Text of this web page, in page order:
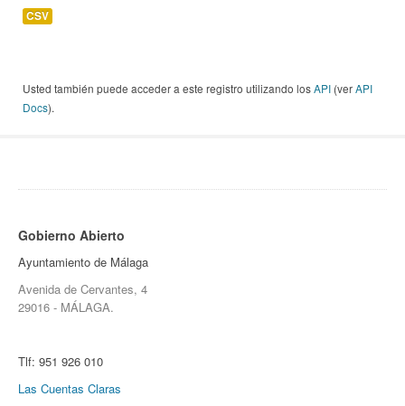
CSV
Usted también puede acceder a este registro utilizando losAPI (verAPI
Docs).
Gobierno Abierto
Ayuntamiento de Málaga
Avenida de Cervantes, 4
29016 - MÁLAGA.
Tlf: 951 926 010
Las Cuentas Claras